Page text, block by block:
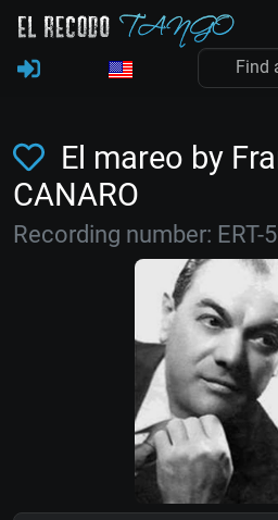
El mareo by
CANARO
Recording number: ERT-